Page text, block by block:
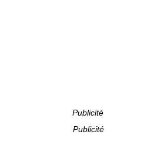
Publicité
Publicité